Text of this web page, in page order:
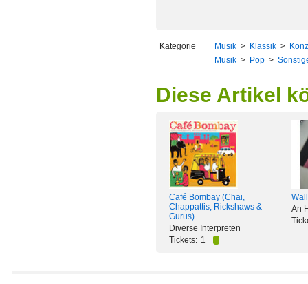
Kategorie Musik > Klassik >
Musik > Pop >
Diese Artikel
Café Bombay (Chai,
Chappattis, Rickshaws &
Gurus)
Diverse Interpreten
Tickets: 1
An